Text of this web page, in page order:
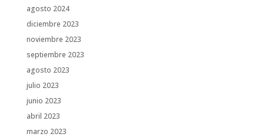
agosto 2024
diciembre 2023
noviembre 2023
septiembre 2023
agosto 2023
julio 2023
junio 2023
abril 2023
marzo 2023